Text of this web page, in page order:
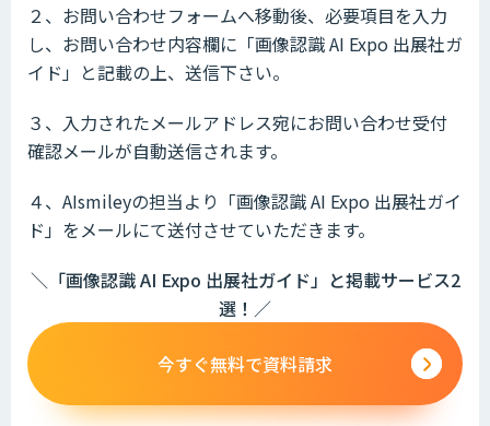
２、お問い合わせフォームへ移動後、必要項目を入力
し、お問い合わせ内容欄に「画像認識 AI Expo 出展社ガ
イド」と記載の上、送信下さい。
３、入力されたメールアドレス宛にお問い合わせ受付
確認メールが自動送信されます。
４、AIsmileyの担当より「画像認識 AI Expo 出展社ガイ
ド」をメールにて送付させていただきます。
＼「画像認識 AI Expo 出展社ガイド」と掲載サービス2
選！／
今すぐ無料で資料請求